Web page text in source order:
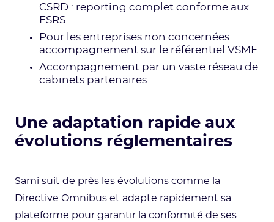
CSRD : reporting complet conforme aux
ESRS
Pour les entreprises non concernées :
accompagnement sur le référentiel VSME
Accompagnement par un vaste réseau de
cabinets partenaires
Une adaptation rapide aux
évolutions réglementaires
Sami suit de près les évolutions comme la
Directive Omnibus et adapte rapidement sa
plateforme pour garantir la conformité de ses